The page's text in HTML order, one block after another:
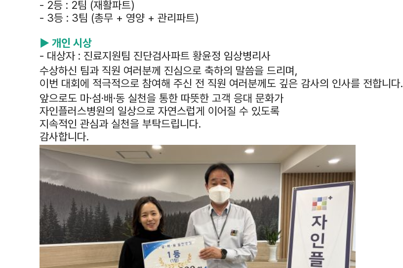
- 2등 : 2팀 (재활파트)
- 3등 : 3팀 (총무 + 영양 + 관리파트)
▶ 개인 시상
- 대상자 : 진료지원팀 진단검사파트 황윤정 임상병리사
수상하신 팀과 직원 여러분께 진심으로 축하의 말씀을 드리며,
이번 대회에 적극적으로 참여해 주신 전 직원 여러분께도 깊은 감사의 인사를 전합니다.
앞으로도 마·섬·배·동 실천을 통한 따뜻한 고객 응대 문화가
자인플러스병원의 일상으로 자연스럽게 이어질 수 있도록
지속적인 관심과 실천을 부탁드립니다.
감사합니다.